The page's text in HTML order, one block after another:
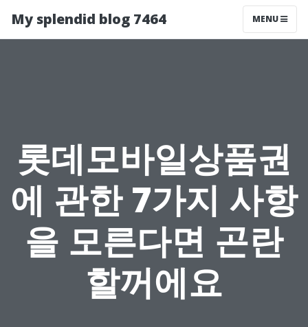
My splendid blog 7464 MENU
롯데모바일상품권
에 관한 7가지 사항
을 모른다면 곤란
할꺼에요